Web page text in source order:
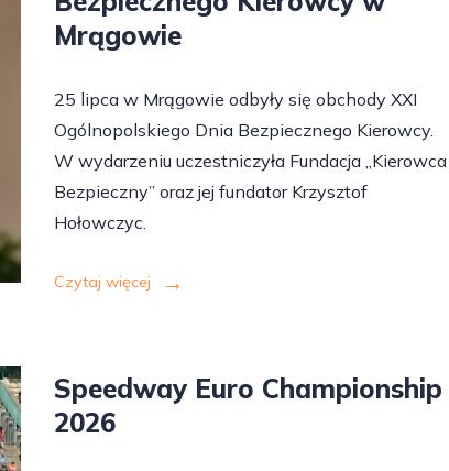
Mrągowie
25 lipca w Mrągowie odbyły się obchody XXI
Ogólnopolskiego Dnia Bezpiecznego Kierowcy.
W wydarzeniu uczestniczyła Fundacja „Kierowca
Bezpieczny” oraz jej fundator Krzysztof
Hołowczyc.
Czytaj więcej
Speedway Euro Championship
2026